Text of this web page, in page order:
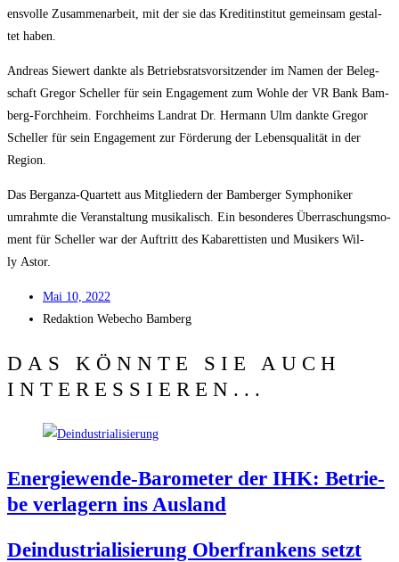
ens­vol­le Zusam­men­ar­beit, mit der sie das Kre­dit­in­sti­tut gemein­sam gestal­
tet haben.
Andre­as Sie­wert dank­te als Betriebs­rats­vor­sit­zen­der im Namen der Beleg­
schaft Gre­gor Schel­ler für sein Enga­ge­ment zum Woh­le der VR Bank Bam­
berg-Forch­heim. Forch­heims Land­rat Dr. Her­mann Ulm dank­te Gre­gor
Schel­ler für sein Enga­ge­ment zur För­de­rung der Lebens­qua­li­tät in der
Region.
Das Bergan­za-Quar­tett aus Mit­glie­dern der Bam­ber­ger Sym­pho­ni­ker
umrahm­te die Ver­an­stal­tung musi­ka­lisch. Ein beson­de­res Über­ra­schungs­mo­
ment für Schel­ler war der Auf­tritt des Kaba­ret­tis­ten und Musi­kers Wil­
ly Astor.
Mai 10, 2022
Redak­ti­on Web­echo Bamberg
DAS KÖNNTE SIE AUCH
INTERESSIEREN...
Ener­gie­wen­de-Baro­me­ter der IHK: Betrie­
be ver­la­gern ins Ausland
Deindus­tria­li­sie­rung Ober­fran­kens setzt